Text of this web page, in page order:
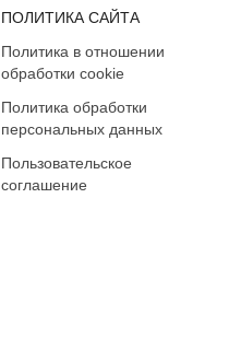
ПОЛИТИКА САЙТА
Политика в отношении
обработки cookie
Политика обработки
персональных данных
Пользовательское
соглашение